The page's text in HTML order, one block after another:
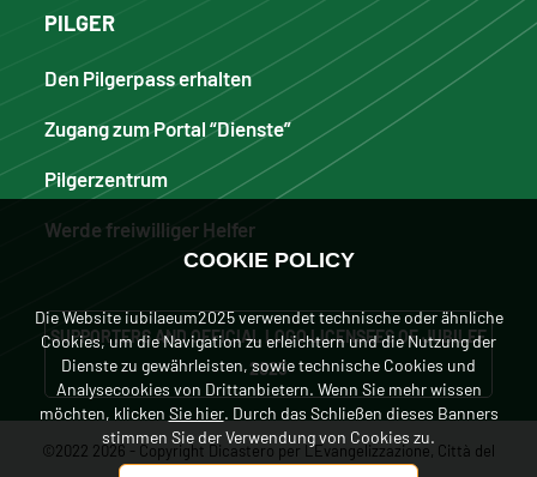
PILGER
Den Pilgerpass erhalten
Zugang zum Portal “Dienste”
Pilgerzentrum
Werde freiwilliger Helfer
SUPPORTERS AND OFFICIAL LOGO LICENSEES OF JUBILEE
2025
©2022 2026 - Copyright Dicastero per L'Evangelizzazione, Città del
COOKIE POLICY
Die Website iubilaeum2025 verwendet technische oder ähnliche
Cookies, um die Navigation zu erleichtern und die Nutzung der
Dienste zu gewährleisten, sowie technische Cookies und
Analysecookies von Drittanbietern. Wenn Sie mehr wissen
möchten, klicken Sie hier. Durch das Schließen dieses Banners
stimmen Sie der Verwendung von Cookies zu.